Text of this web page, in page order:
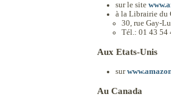
sur le site
à la Librairie du
30, rue Gay-
Tél.: 01 43 54
Aux Etats-Unis
sur
Au Canada